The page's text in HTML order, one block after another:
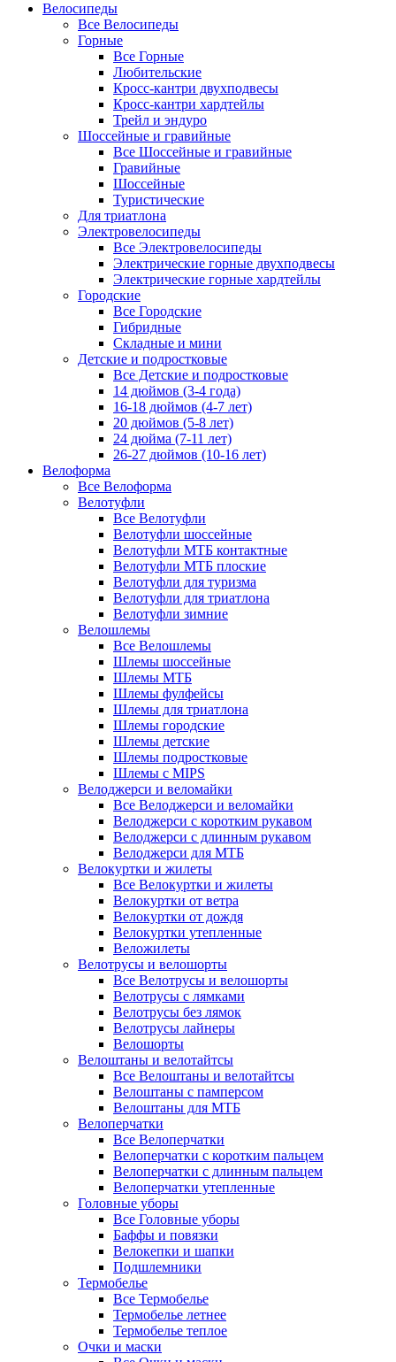
Велосипеды
Все Велосипеды
Горные
Все Горные
Любительские
Кросс-кантри двухподвесы
Кросс-кантри хардтейлы
Трейл и эндуро
Шоссейные и гравийные
Все Шоссейные и гравийные
Гравийные
Шоссейные
Туристические
Для триатлона
Электровелосипеды
Все Электровелосипеды
Электрические горные двухподвесы
Электрические горные хардтейлы
Городские
Все Городские
Гибридные
Складные и мини
Детские и подростковые
Все Детские и подростковые
14 дюймов (3-4 года)
16-18 дюймов (4-7 лет)
20 дюймов (5-8 лет)
24 дюйма (7-11 лет)
26-27 дюймов (10-16 лет)
Велоформа
Все Велоформа
Велотуфли
Все Велотуфли
Велотуфли шоссейные
Велотуфли МТБ контактные
Велотуфли МТБ плоские
Велотуфли для туризма
Велотуфли для триатлона
Велотуфли зимние
Велошлемы
Все Велошлемы
Шлемы шоссейные
Шлемы МТБ
Шлемы фулфейсы
Шлемы для триатлона
Шлемы городские
Шлемы детские
Шлемы подростковые
Шлемы с MIPS
Велоджерси и веломайки
Все Велоджерси и веломайки
Велоджерси с коротким рукавом
Велоджерси с длинным рукавом
Велоджерси для МТБ
Велокуртки и жилеты
Все Велокуртки и жилеты
Велокуртки от ветра
Велокуртки от дождя
Велокуртки утепленные
Веложилеты
Велотрусы и велошорты
Все Велотрусы и велошорты
Велотрусы с лямками
Велотрусы без лямок
Велотрусы лайнеры
Велошорты
Велоштаны и велотайтсы
Все Велоштаны и велотайтсы
Велоштаны с памперсом
Велоштаны для МТБ
Велоперчатки
Все Велоперчатки
Велоперчатки с коротким пальцем
Велоперчатки с длинным пальцем
Велоперчатки утепленные
Головные уборы
Все Головные уборы
Баффы и повязки
Велокепки и шапки
Подшлемники
Термобелье
Все Термобелье
Термобелье летнее
Термобелье теплое
Очки и маски